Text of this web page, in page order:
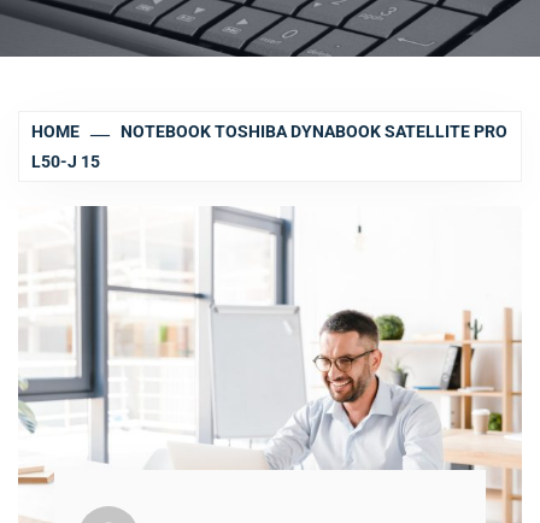
HOME
NOTEBOOK TOSHIBA DYNABOOK SATELLITE PRO
L50-J 15